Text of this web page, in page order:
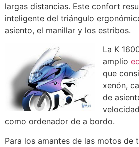
largas distancias. Este confort
inteligente del triángulo
asiento, el manillar y los estribos.
La K
amplio
que
xenón,
de
como ordenador de a bordo.
Para los amantes de las motos de